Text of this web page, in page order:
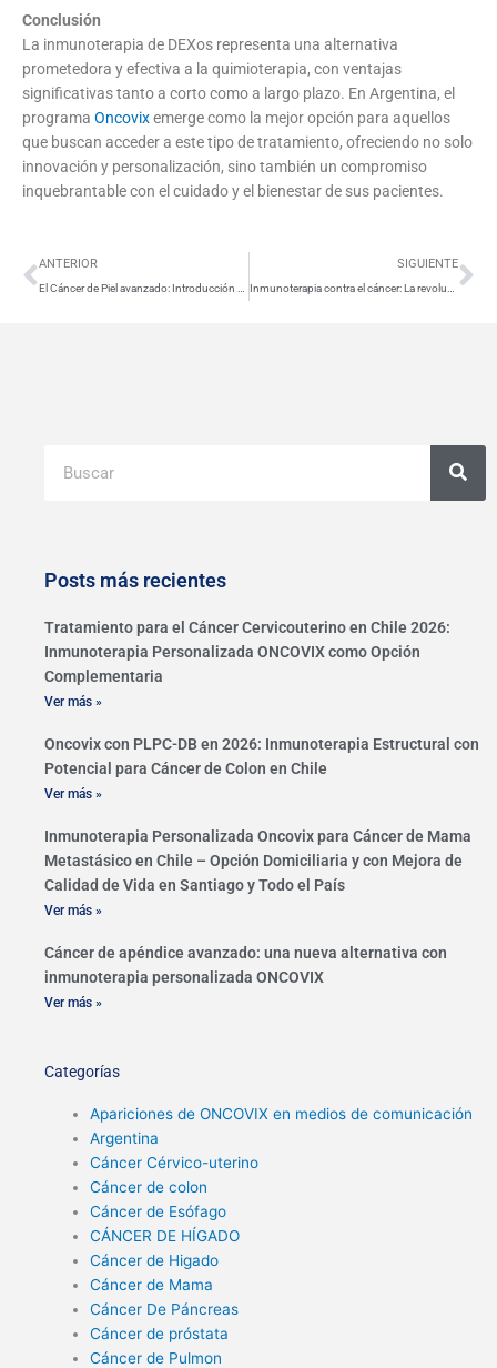
Conclusión
La inmunoterapia de DEXos representa una alternativa
prometedora y efectiva a la quimioterapia, con ventajas
significativas tanto a corto como a largo plazo. En Argentina, el
programa Oncovixemerge como la mejor opción para aquellos
que buscan acceder a este tipo de tratamiento, ofreciendo no solo
innovación y personalización, sino también un compromiso
inquebrantable con el cuidado y el bienestar de sus pacientes.
Ant
ANTERIOR SIGUIENTE
Posts más recientes
Tratamiento para el Cáncer Cervicouterino en Chile 2026:
Inmunoterapia Personalizada ONCOVIX como Opción
Complementaria
Ver más »
Oncovix con PLPC-DB en 2026: Inmunoterapia Estructural con
Potencial para Cáncer de Colon en Chile
Ver más »
Inmunoterapia Personalizada Oncovix para Cáncer de Mama
Metastásico en Chile – Opción Domiciliaria y con Mejora de
Calidad de Vida en Santiago y Todo el País
Ver más »
Cáncer de apéndice avanzado: una nueva alternativa con
inmunoterapia personalizada ONCOVIX
Ver más »
Categorías
Apariciones de ONCOVIX en medios de comunicación
Argentina
Cáncer Cérvico-uterino
Cáncer de colon
Cáncer de Esófago
CÁNCER DE HÍGADO
Cáncer de Higado
Cáncer de Mama
Cáncer De Páncreas
Cáncer de próstata
Cáncer de Pulmon